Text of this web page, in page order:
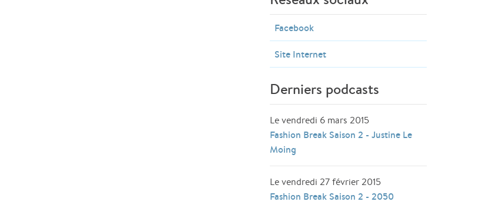
Facebook
Site Internet
Derniers podcasts
Le vendredi 6 mars 2015
Fashion Break Saison 2 - Justine Le
Moing
Le vendredi 27 février 2015
Fashion Break Saison 2 - 2050